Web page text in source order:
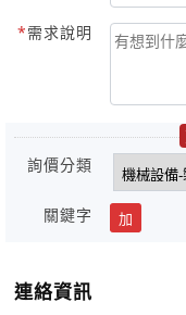
需求說明
詢價分類
關鍵字 加
連絡資訊